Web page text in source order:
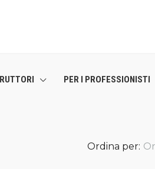
PER I PROFESSIONISTI
Ordina per: